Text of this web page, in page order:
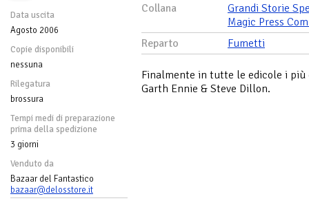
Data uscita
Agosto 2006
Copie disponibili
nessuna
Rilegatura
brossura
Tempi medi di preparazione
prima della spedizione
3 giorni
Venduto da
Bazaar del Fantastico
bazaar@delosstore.it
Collana
Grandi Storie
Magic Press
Reparto
Fumetti
Finalmente in tutte le edicole i
Garth Ennie & Steve Dillon.